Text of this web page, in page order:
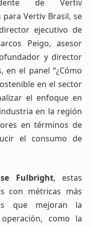
de Vertiv
Vertiv Brasil, se
ejecutivo de
Peigo, asesor
y director
en el panel “¿Cómo
en el sector
el enfoque en
en la región
en términos de
el consumo de
Fulbright, estas
con métricas más
que mejoran la
como la